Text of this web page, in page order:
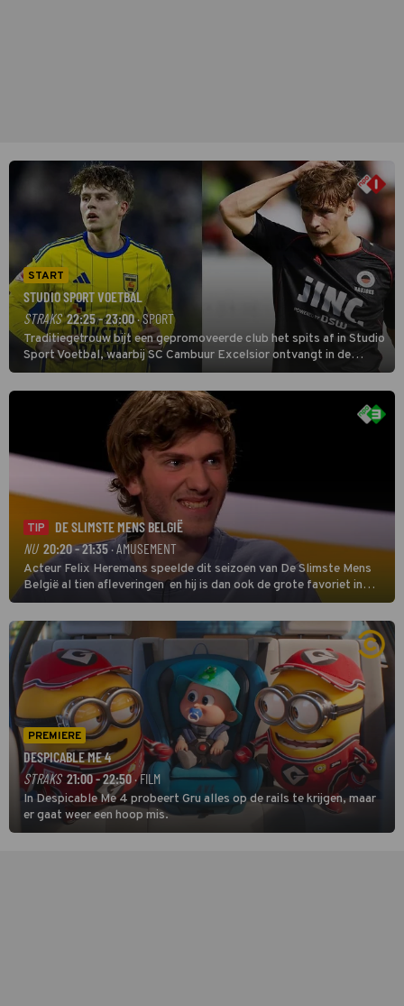
START
STUDIO SPORT VOETBAL
STRAKS 22:25 - 23:00· SPORT
Traditiegetrouw bijt een gepromoveerde club het spits af in Studio
Sport Voetbal, waarbij SC Cambuur Excelsior ontvangt in de
eerste wedstrijd van het nieuwe Eredivisieseizoen. De nieuwe
oefenmeester is Johan Plat en hij wil aanvallend voetballen.
TIP
DE SLIMSTE MENS BELGIË
NU 20:20 - 21:35· AMUSEMENT
Acteur Felix Heremans speelde dit seizoen van De Slimste Mens
België al tien afleveringen en hij is dan ook de grote favoriet in
deze seizoensfinale. En er is Nederlandse inbreng, want komiek
Soundos El Ahmadi neemt plaats aan de jurytafel.
PREMIERE
DESPICABLE ME 4
STRAKS 21:00 - 22:50· FILM
In Despicable Me 4 probeert Gru alles op de rails te krijgen, maar
er gaat weer een hoop mis.